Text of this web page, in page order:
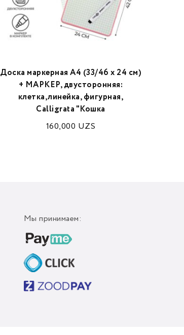
Доска маркерная A4 (33/46 х 24 см)
+ МАРКЕР, двусторонняя:
клетка,линейка, фигурная,
Calligrata "Кошка
160,000 UZS
Мы принимаем: